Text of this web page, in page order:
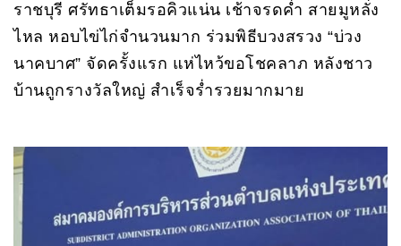
ราชบุรี ศรัทธาเต็มรอคิวแน่น เช้าจรดค่ำ สายมูหลั่ง
ไหล หอบไข่ไก่จำนวนมาก ร่วมพิธีบวงสรวง “บ่วง
นาคบาศ” จัดครั้งแรก แห่ไหว้ขอโชคลาภ หลังชาว
บ้านถูกรางวัลใหญ่ สำเร็จร่ำรวยมากมาย